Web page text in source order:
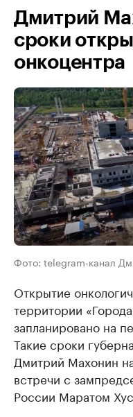
Дмитрий
сроки
онкоцентра
Фото: telegram-канал
Открытие
территории
запланировано на
Такие сроки
Дмитрий Махонин
встречи с
России Маратом